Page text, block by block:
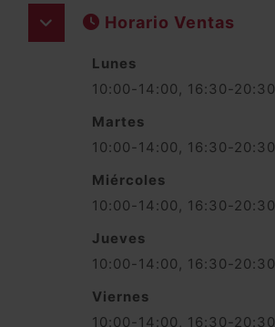
Horario Ventas
Lunes
10:00-14:00, 16:30-20:30
Martes
10:00-14:00, 16:30-20:30
Miércoles
10:00-14:00, 16:30-20:30
Jueves
10:00-14:00, 16:30-20:30
Viernes
10:00-14:00, 16:30-20:30